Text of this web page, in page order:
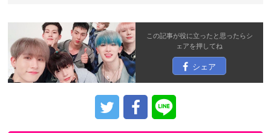
この記事が役に立ったと思ったらシ
ェアを押してね
シェア